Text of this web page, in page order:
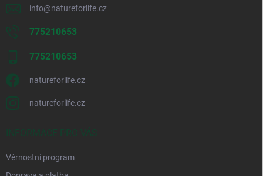
info@natureforlife.cz
775210653
775210653
natureforlife.cz
natureforlife.cz
INFORMACE PRO VÁS
Věrnostní program